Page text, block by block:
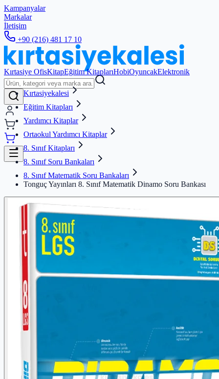
Kampanyalar
Markalar
İletişim
+90 (216) 481 17 10
Kırtasiye OfisKitapEğitim KitaplarıHobiOyuncakElektronik
Kırtasiyekalesi
Eğitim Kitapları
Yardımcı Kitaplar
Ortaokul Yardımcı Kitaplar
8. Sınıf Kitapları
8. Sınıf Soru Bankaları
8. Sınıf Matematik Soru Bankaları
Tonguç Yayınları 8. Sınıf Matematik Dinamo Soru Bankası